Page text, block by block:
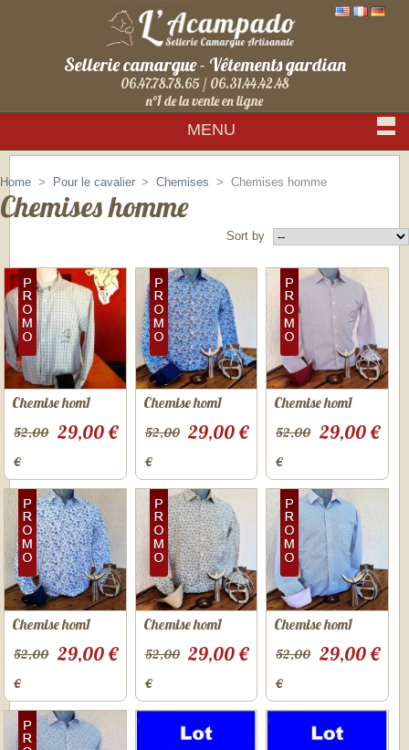
Sellerie camargue - Vêtements gardian
06.47.78.78.65 / 06.31.44.42.48
n°1 de la vente en ligne
MENU
Home > Pour le cavalier > Chemises > Chemises homme
Chemises homme
Sort by
Chemise hom1
29,00 €
52,00
€
Chemise hom1
29,00 €
52,00
€
Chemise hom1
29,00 €
52,00
€
Chemise hom1
29,00 €
52,00
€
Chemise hom1
29,00 €
52,00
€
Chemise hom1
29,00 €
52,00
€